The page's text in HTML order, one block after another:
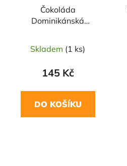
Čokoláda
Dominikánská
Skladem (1 ks)
145 Kč
DO KOŠÍKU